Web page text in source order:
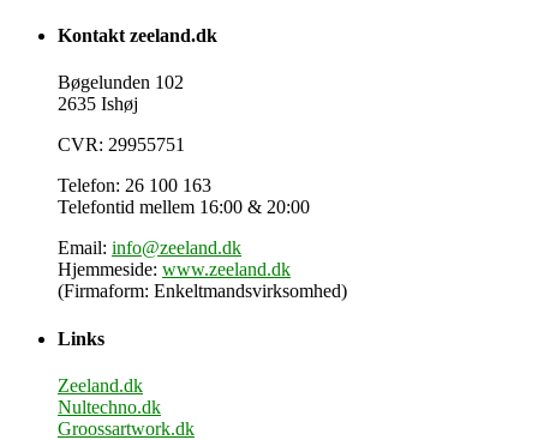
Kontakt zeeland.dk
Bøgelunden 102
2635 Ishøj
CVR: 29955751
Telefon: 26 100 163
Telefontid mellem 16:00 & 20:00
Email: info@zeeland.dk
Hjemmeside: www.zeeland.dk
(Firmaform: Enkeltmandsvirksomhed)
Links
Zeeland.dk
Nultechno.dk
Groossartwork.dk